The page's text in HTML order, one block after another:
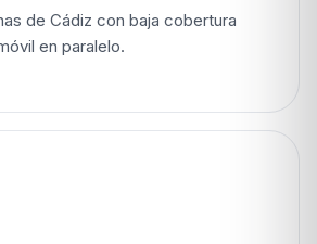
de Cádiz con baja cobertura
en paralelo.